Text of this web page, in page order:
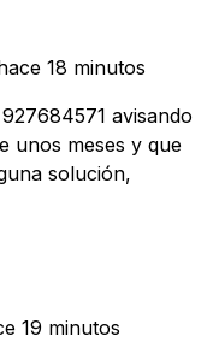
18 minutos
avisando
unos meses y que
solución,
19 minutos